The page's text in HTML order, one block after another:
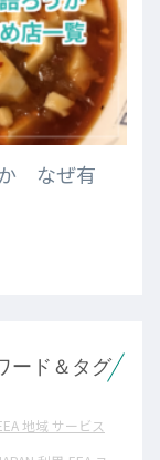
か なぜ有
ード＆タグ
地域 サービス